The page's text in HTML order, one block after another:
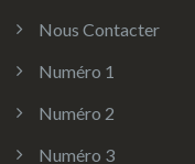
Nous Contacter
Numéro 1
Numéro 2
Numéro 3